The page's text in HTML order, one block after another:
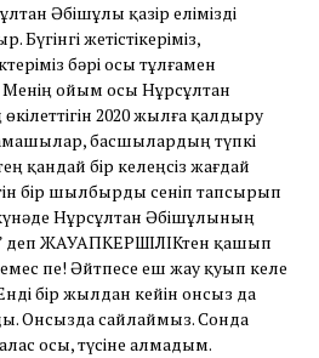
Әбішұлы қазір елімізді
Бүгінгі жетістікеріміз,
бәрі осы тұлғамен
ойым осы Нұрсұлтан
2020 жылға қалдыру
басшылардың түпкі
қандай бір келеңсіз жағдай
бір шылбырды сеніп тапсырып
күнәде Нұрсұлтан Әбішұлының
ЖАУАПКЕРШІЛІКтен қашып
пе! Әйтпесе еш жау қуып келе
бір жылдан кейін онсыз да
Онсызда сайлаймыз. Сонда
осы, түсіне алмадым.